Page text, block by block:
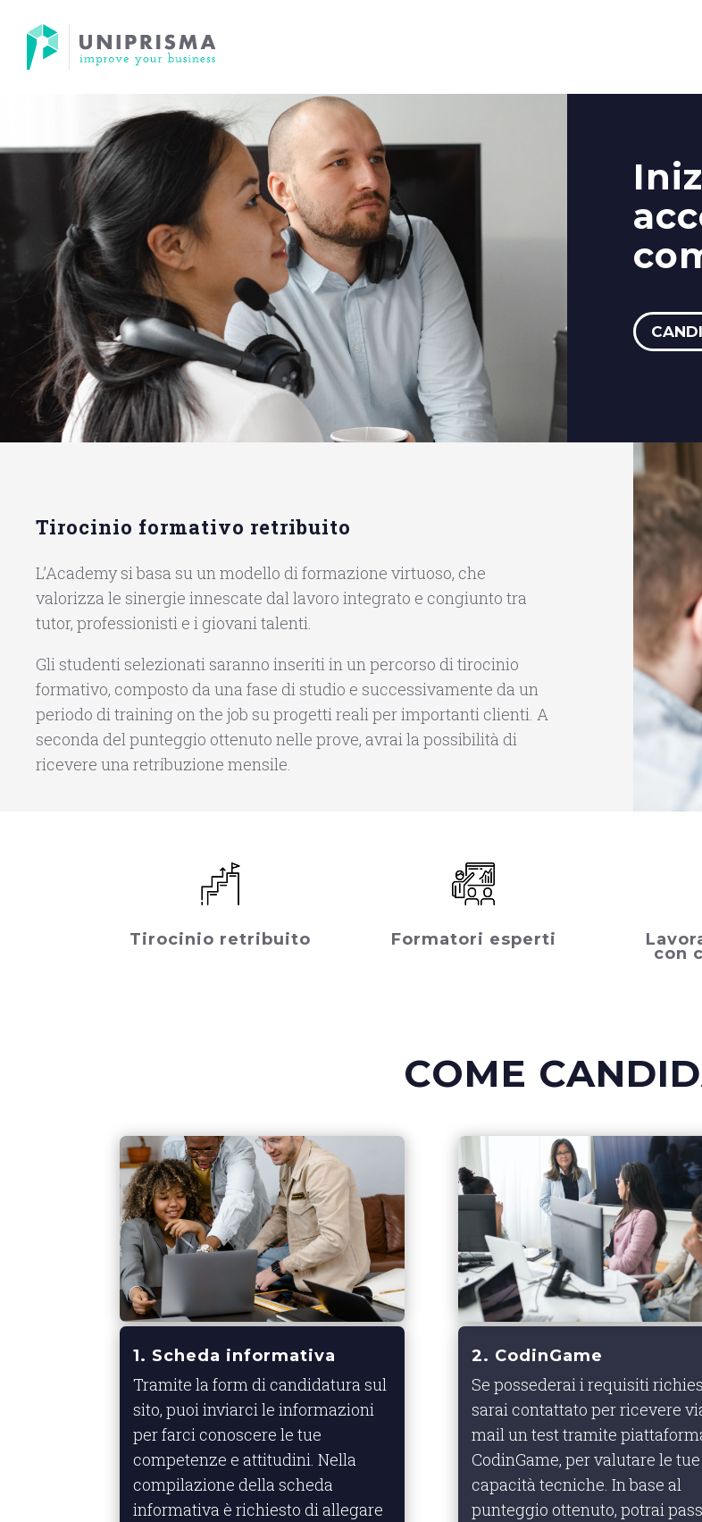
Tirocinio formativo retribuito
L’Academy si basa su un modello di formazione virtuoso, che
valorizza le sinergie innescate dal lavoro integrato e congiunto tra
tutor, professionisti e i giovani talenti.
Gli studenti selezionati saranno inseriti in un percorso di tirocinio
formativo, composto da una fase di studio e successivamente da un
periodo di training on the job su progetti reali per importanti clienti. A
seconda del punteggio ottenuto nelle prove, avrai la possibilità di
ricevere una retribuzione mensile.
Tirocinio retribuito Formatori esperti
con
COME
1. Scheda informativa
Tramite la form di candidatura sul
sito, puoi inviarci le informazioni
per farci conoscere le tue
competenze e attitudini. Nella
compilazione della scheda
informativa è richiesto di allegare
2. CodinGame
Se possederai i requisiti
sarai contattato per ricevere
mail un test tramite
CodinGame, per valutare le tue
capacità tecniche. In base al
punteggio ottenuto, potrai